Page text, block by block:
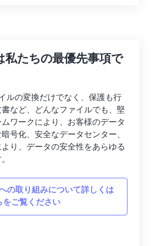
私たちの最優先事項で
ルの変換だけでなく、保護も行
など、どんなファイルでも、堅
ワークにより、お客様のデータ
号化、安全なデータセンター、
り、データの安全性をあらゆる
の取り組みについて詳しくは
をご覧ください